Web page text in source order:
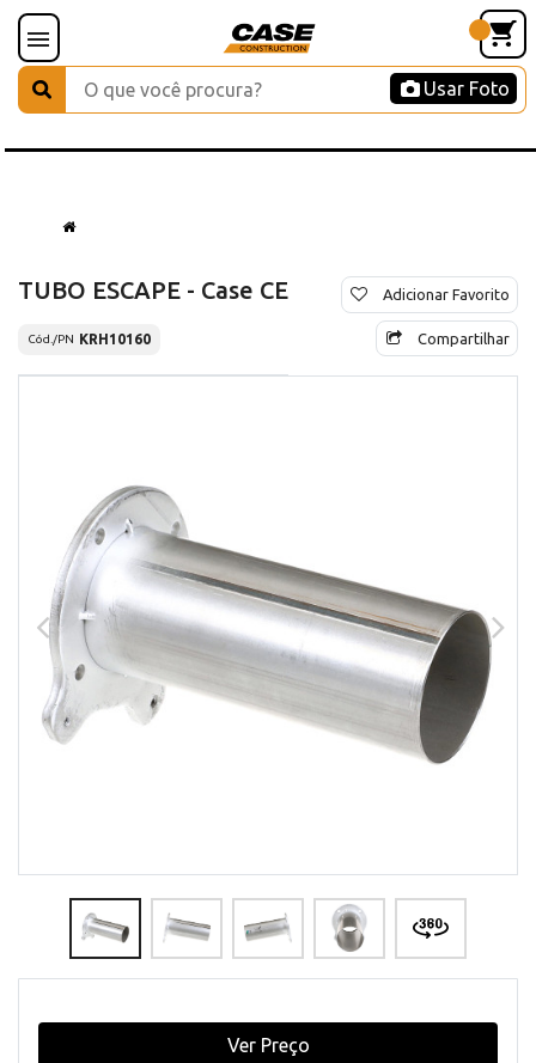
Usar Foto
TUBO ESCAPE - Case CE
Cód./PN KRH10160
Adicionar Favorito
Compartilhar
Ver Preço